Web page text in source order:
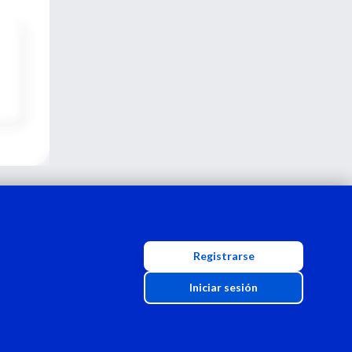
Registrarse
Iniciar sesión